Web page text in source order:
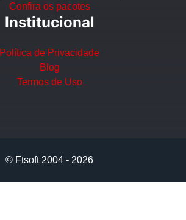
Confira os pacotes
Institucional
Política de Privacidade
Blog
Termos de Uso
© Ftsoft 2004 - 2026